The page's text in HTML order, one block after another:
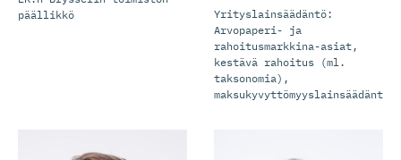
päällikkö
Yrityslainsäädäntö:
Arvopaperi- ja
rahoitusmarkkina-asiat,
kestävä rahoitus (ml.
taksonomia),
maksukyvyttömyyslainsäädäntö